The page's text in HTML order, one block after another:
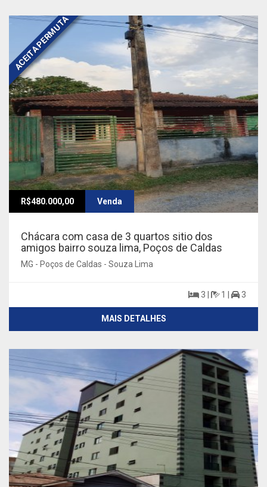
ACEITA PERMUTA
R$480.000,00 Venda
Chácara com casa de 3 quartos sitio dos
amigos bairro souza lima, Poços de Caldas
MG - Poços de Caldas - Souza Lima
3 | 1 | 3
MAIS DETALHES